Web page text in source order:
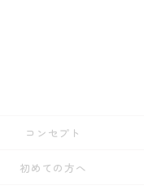
コンセプト
初めての方へ